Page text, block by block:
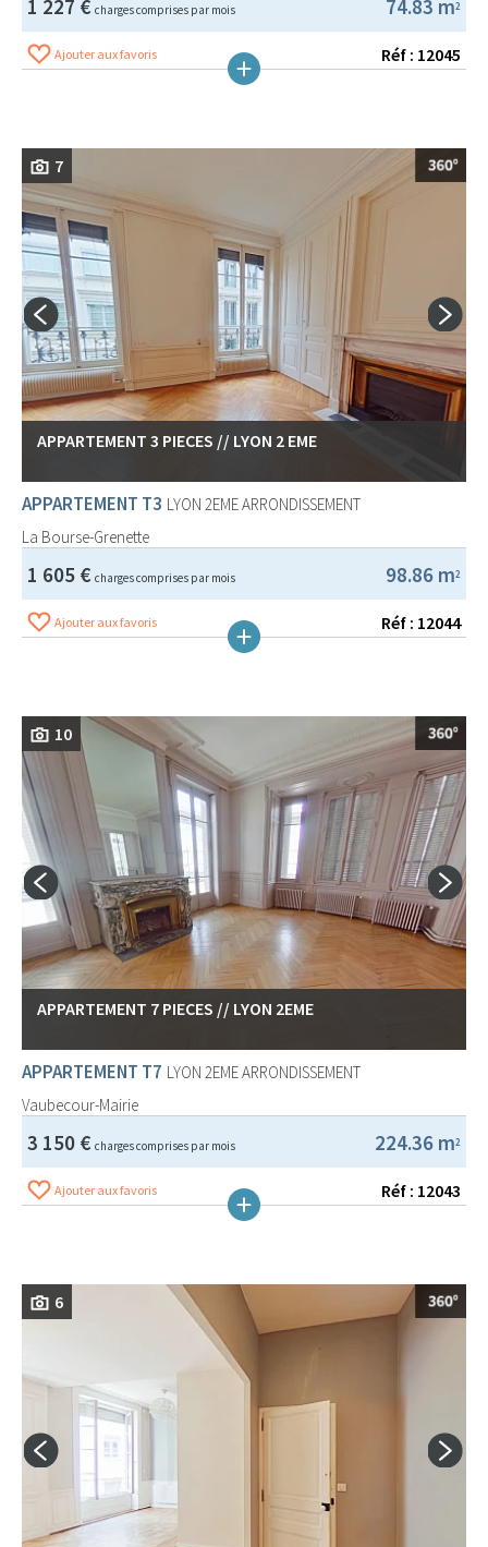
74.83 m2
1 227 € charges comprises par mois
Ajouter aux favoris Réf : 12045
7
APPARTEMENT 3 PIECES // LYON 2 EME
APPARTEMENT T3 LYON 2EME ARRONDISSEMENT
La Bourse-Grenette
98.86 m2
1 605 € charges comprises par mois
Ajouter aux favoris Réf : 12044
10
APPARTEMENT 7 PIECES // LYON 2EME
APPARTEMENT T7 LYON 2EME ARRONDISSEMENT
Vaubecour-Mairie
224.36 m2
3 150 € charges comprises par mois
Ajouter aux favoris Réf : 12043
6